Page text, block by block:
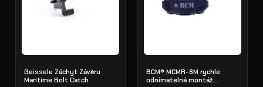
Geissele Záchyt Závěru
Maritime Bolt Catch
BCM® MCMR-SM rychle
odnímatelná montáž